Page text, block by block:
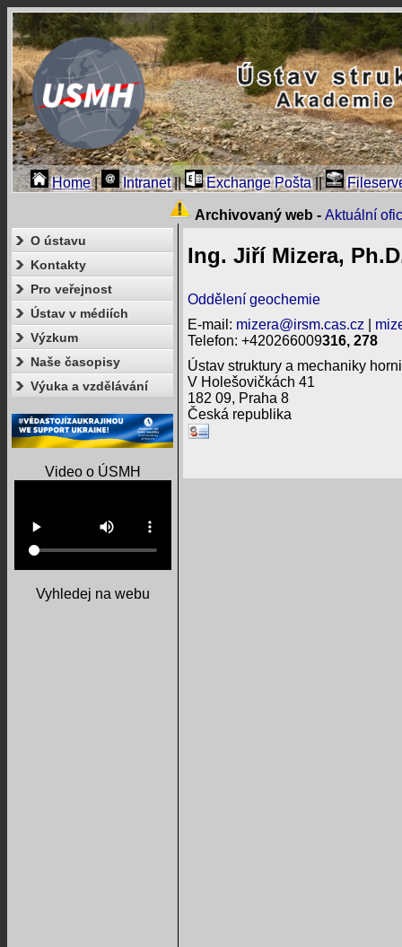
Home| Intranet|| Exchange Pošta ||
Archivovaný web - Aktuální
O ústavu
Kontakty
Pro veřejnost
Ústav v médiích
Výzkum
Naše časopisy
Výuka a vzdělávání
Video o ÚSMH
Vyhledej na webu
Ing. Jiří Mizera,
Oddělení geochemie
E-mail: mizera@irsm.cas.cz
Telefon: +420266009316, 278
Ústav struktury a mechaniky
V Holešovičkách 41
182 09, Praha 8
Česká republika